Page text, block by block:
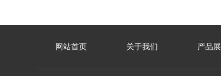
网站首页 关于我们 产品